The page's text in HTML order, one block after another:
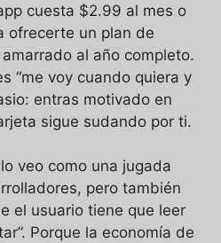
cuesta $2.99 al mes o
ofrecerte un plan de
al año completo.
“me voy cuando quiera y
entras motivado en
sigue sudando por ti.
veo como una jugada
pero también
el usuario tiene que leer
Porque la economía de